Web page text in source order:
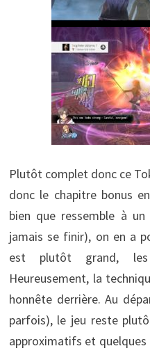
Plutôt complet donc ce
donc le chapitre bonus
bien que ressemble à
jamais se finir), on en a
est plutôt grand, les
Heureusement, la
honnête derrière. Au
parfois), le jeu reste
approximatifs et quelques